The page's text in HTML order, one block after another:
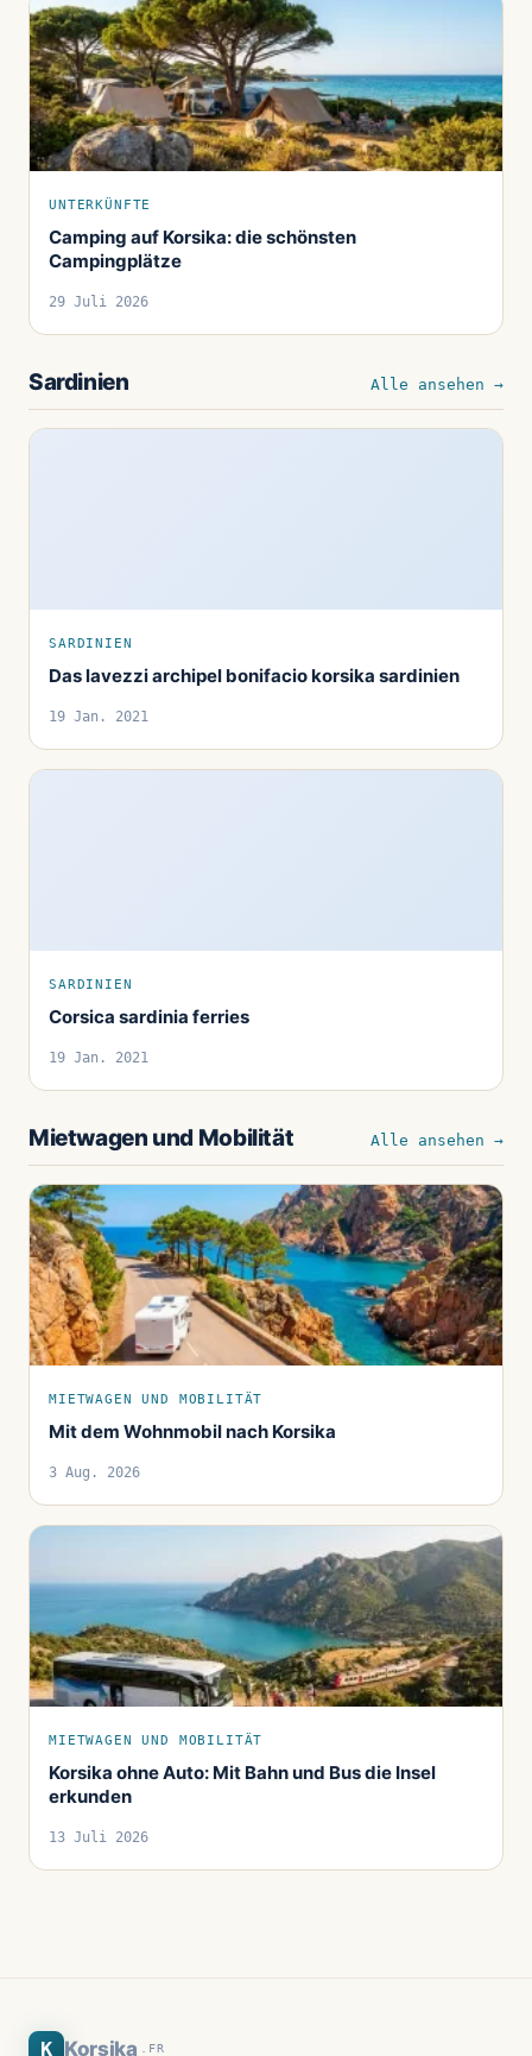
UNTERKÜNFTE
Camping auf Korsika: die schönsten
Campingplätze
29 Juli 2026
Sardinien Alle ansehen →
SARDINIEN
Das lavezzi archipel bonifacio korsika sardinien
19 Jan. 2021
SARDINIEN
Corsica sardinia ferries
19 Jan. 2021
Mietwagen und Mobilität Alle ansehen →
MIETWAGEN UND MOBILITÄT
Mit dem Wohnmobil nach Korsika
3 Aug. 2026
MIETWAGEN UND MOBILITÄT
Korsika ohne Auto: Mit Bahn und Bus die Insel
erkunden
13 Juli 2026
K Korsika .FR